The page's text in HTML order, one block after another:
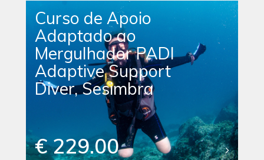
Curso de Apoio
Adaptado ao
Mergulhador PADI
Adaptive Support
Diver, Sesimbra
€ 229.00